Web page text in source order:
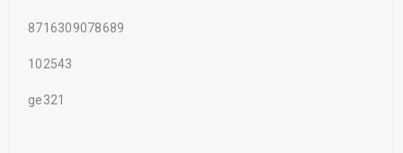
8716309078689
102543
ge321